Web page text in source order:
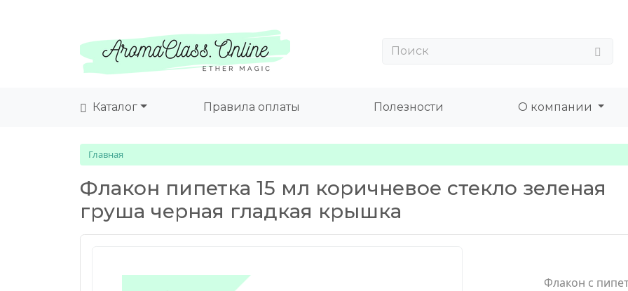
Каталог Правила оплаты Полезности О компании
Главная
Флакон пипетка 15 мл коричневое стекло зеленая
груша черная гладкая крышка
Флакон с